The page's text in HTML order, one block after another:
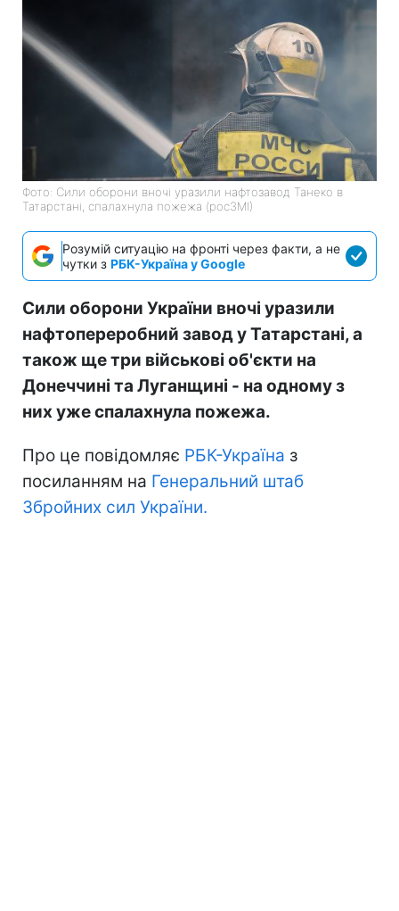
Фото: Сили оборони вночі уразили нафтозавод Танеко в
Татарстані, спалахнула пожежа (росЗМІ)
Розумій ситуацію на фронті через факти, а не
чутки з РБК-Україна у Google
Сили оборони України вночі уразили
нафтопереробний завод у Татарстані, а
також ще три військові об'єкти на
Донеччині та Луганщині - на одному з
них уже спалахнула пожежа.
Про це повідомляє РБК-Україна з
посиланням на Генеральний штаб
Збройних сил України.